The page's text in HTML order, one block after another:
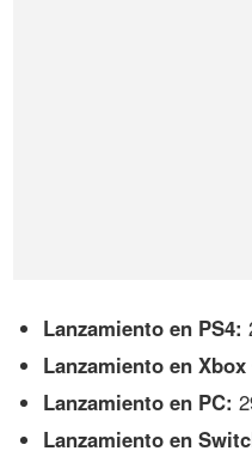
Lanzamiento en PS4:
Lanzamiento en Xbox
Lanzamiento en PC:
Lanzamiento en